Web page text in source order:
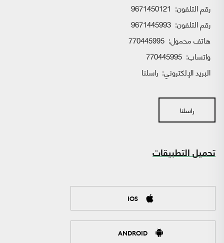
رقم التلفون: 9671450121
رقم التلفون: 9671445993
هاتف محمول: 770445995
واتساب:
البريد الإلكتروني: راسلنا
راسلنا
تحميل التطبيقات
IOS
ANDROID